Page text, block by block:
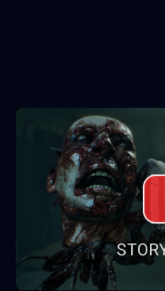
Terror visceral y
generación
Desarrollado
colaboración entre
Powerhouse,ILL
se